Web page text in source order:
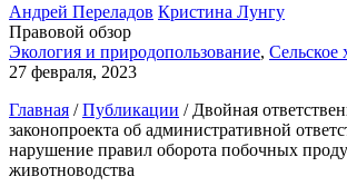
Андрей Переладов Кристина Лунгу
Правовой обзор
Экология и природопользование, Сельское
27 февраля, 2023
Главная /Публикации / Двойная
законопроекта об административной
нарушение правил оборота побочных
животноводства